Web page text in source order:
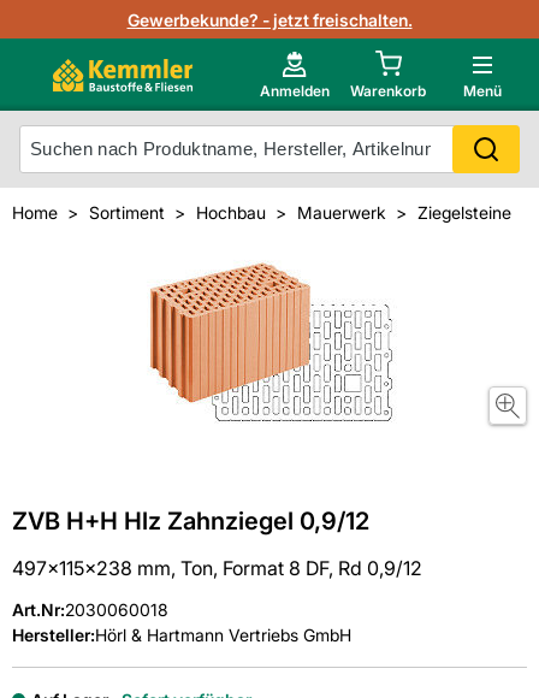
Gewerbekunde? - jetzt freischalten.
Anmelden Warenkorb Menü
Lagerbestand in Echtzeit
Nutzerverwaltung
Photovoltaik Konfigurator
Starker Service
Technische Daten & Merkblätter
Neu im Onlineshop?
Mein Konto
Kunden kauften auch
Unsere Kemmler-Marke
Home Sortiment Hochbau Mauerwerk Ziegelsteine
ZVB H+H Hlz Zahnziegel 0,9/12
497x115x238 mm, Ton, Format 8 DF, Rd 0,9/12
Art.Nr:2030060018
Hersteller:Hörl & Hartmann Vertriebs GmbH